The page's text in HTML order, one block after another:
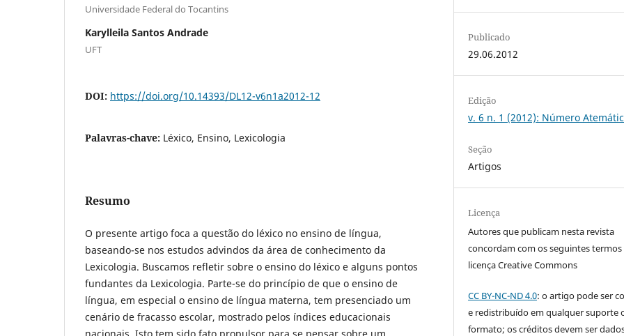
Universidade Federal do Tocantins
Karylleila Santos Andrade
UFT
DOI: https://doi.org/10.14393/DL12-v6n1a2012-12
Palavras-chave: Léxico, Ensino, Lexicologia
Resumo
O presente artigo foca a questão do léxico no ensino de língua,
baseando-se nos estudos advindos da área de conhecimento da
Lexicologia. Buscamos refletir sobre o ensino do léxico e alguns pontos
fundantes da Lexicologia. Parte-se do princípio de que o ensino de
língua, em especial o ensino de língua materna, tem presenciado um
cenário de fracasso escolar, mostrado pelos índices educacionais
Publicado
29.06.2012
Edição
v. 6 n. 1 (2012): Número
Seção
Artigos
Licença
Autores que publicam nesta revista
concordam com os seguintes termos
licença Creative Commons
CC BY-NC-ND 4.0: o artigo pode ser
e redistribuído em qualquer suporte
formato; os créditos devem ser